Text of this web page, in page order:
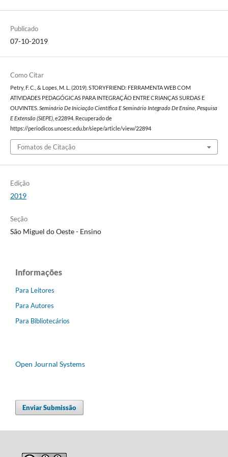
Publicado
07-10-2019
Como Citar
Petry, F. C., & Lopes, M. L. (2019). STORYFRIEND: FERRAMENTA WEB COM
ATIVIDADES PEDAGÓGICAS PARA INTEGRAÇÃO ENTRE CRIANÇAS SURDAS E
OUVINTES. Seminário De Iniciação Científica E Seminário Integrado De Ensino, Pesquisa
E Extensão (SIEPE), e22894. Recuperado de
https://periodicos.unoesc.edu.br/siepe/article/view/22894
Fomatos de Citação
Edição
2019
Seção
São Miguel do Oeste - Ensino
Informações
Para Leitores
Para Autores
Para Bibliotecários
Open Journal Systems
Enviar Submissão